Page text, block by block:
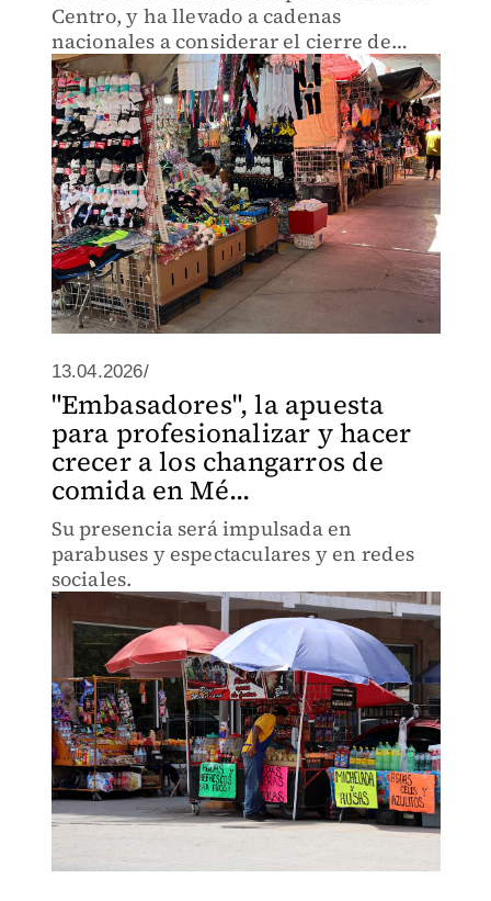
Centro, y ha llevado a cadenas
nacionales a considerar el cierre de
establecimientos.
13.04.2026/
"Embasadores", la apuesta
para profesionalizar y hacer
crecer a los changarros de
comida en Mé...
Su presencia será impulsada en
parabuses y espectaculares y en redes
sociales.